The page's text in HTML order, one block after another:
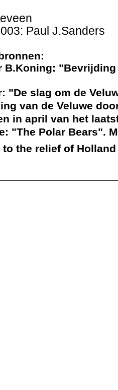
Paul J.Sanders
B.Koning:
"De slag om de
van de Veluwe
in april van het
"The Polar Bears".
to the relief of